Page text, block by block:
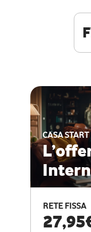
CASA START
RETE FISSA